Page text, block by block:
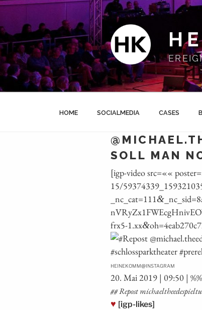
Zum
springen
HOME SOCIALMEDIA CASES
SOLL MAN
[igp-video src=««
15/
_nc_cat=111&
frx5‑1.xx&
HEINEKOMM@INSTAGRAM
20. Mai 2019 | 09:50 |
## Repost
♥ [igp-likes]